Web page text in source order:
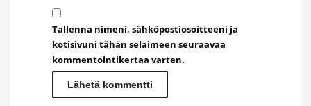
Tallenna nimeni, sähköpostiosoitteeni ja
kotisivuni tähän selaimeen seuraavaa
kommentointikertaa varten.